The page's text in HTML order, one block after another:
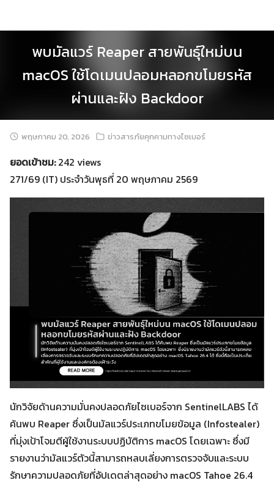
พบมัลแวร์ Reaper สายพันธุ์ใหม่บน
macOS ใช้โดเมนปลอมหลอกขโมยรหัส
ผ่านและฝัง Backdoor
พฤษภาคม 20, 2026 ข่าวสารภัยคุกคามทางไซเบอร์
ยอดเข้าชม:242 views
271/69 (IT) ประจำวันพุธที่ 20 พฤษภาคม 2569
นักวิจัยด้านความมั่นคงปลอดภัยไซเบอร์จาก SentinelLABS ได้
ค้นพบ Reaper ซึ่งเป็นมัลแวร์ประเภทขโมยข้อมูล (Infostealer)
ที่มุ่งเป้าโจมตีผู้ใช้งานระบบปฏิบัติการ macOS โดยเฉพาะ ซึ่งมี
รายงานว่ามัลแวร์ตัวนี้สามารถหลบเลี่ยงการตรวจจับและระบบ
รักษาความปลอดภัยที่อัปเดตล่าสุดอย่าง macOS Tahoe 26.4